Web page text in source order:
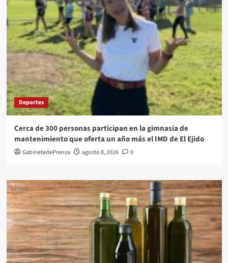
Deportes
Cerca de 300 personas participan en la gimnasia de
mantenimiento que oferta un año más el IMD de El Ejido
GabinetedePrensa agosto 8, 2026 0